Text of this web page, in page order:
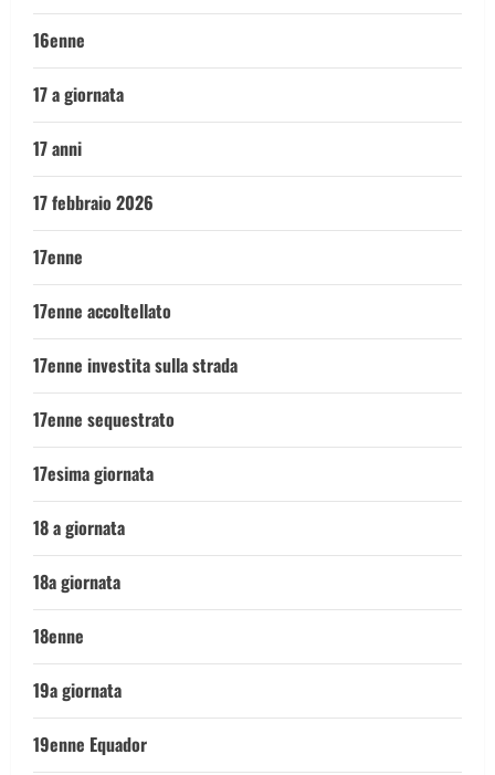
16enne
17 a giornata
17 anni
17 febbraio 2026
17enne
17enne accoltellato
17enne investita sulla strada
17enne sequestrato
17esima giornata
18 a giornata
18a giornata
18enne
19a giornata
19enne Equador